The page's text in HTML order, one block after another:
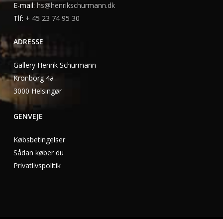
E-mail: hs@henrikschurmann.dk
Tlf: + 45 23 74 95 30
ADRESSE
Gallery Henrik Schurmann
Kronborg 4a
3000 Helsingør
GENVEJE
Købsbetingelser
Sådan køber du
Privatlivspolitik